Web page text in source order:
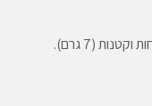
(7 גרם).